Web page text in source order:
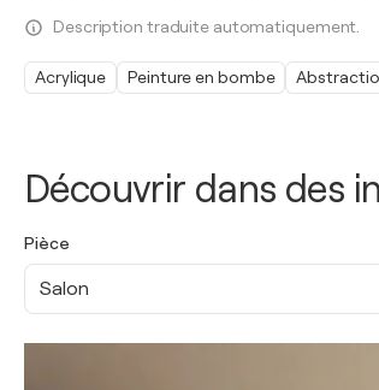
Découvrir dans des
Pièce
Salon
Description traduite automatiquement.
Acrylique Peinture en bombe